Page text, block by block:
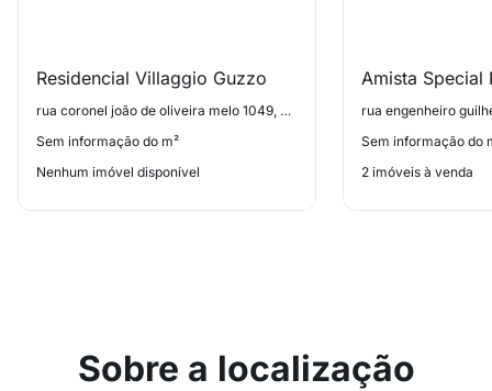
Residencial Villaggio Guzzo
rua coronel joão de oliveira melo 1049, Aricanduva
Sem informação do m²
Nenhum imóvel disponível
Amista Special
Sem informação do
2 imóveis à venda
Sobre a localização